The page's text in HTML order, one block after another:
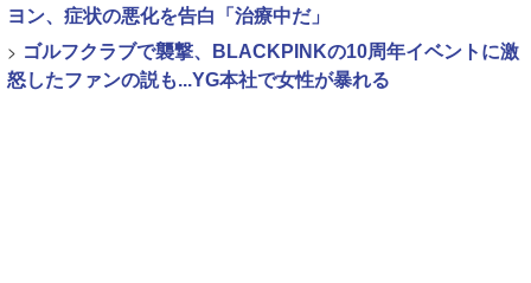
ヨン、症状の悪化を告白「治療中だ」
> ゴルフクラブで襲撃、BLACKPINKの10周年イベントに激
怒したファンの説も...YG本社で女性が暴れる